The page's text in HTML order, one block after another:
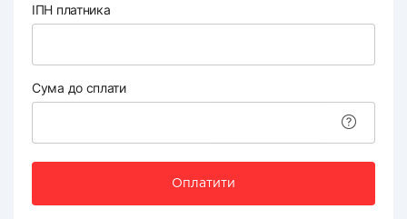
ІПН платника
Сума до сплати
Оплатити